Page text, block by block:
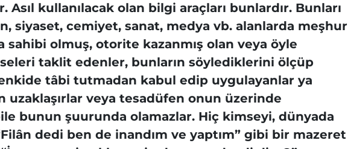
Asıl kullanılacak olan bilgi araçları bunlardır. Bunları
siyaset, cemiyet, sanat, medya vb. alanlarda meşhur
sahibi olmuş, otorite kazanmış olan veya öyle
taklit edenler, bunların söylediklerini ölçüp
tâbi tutmadan kabul edip uygulayanlar ya
uzaklaşırlar veya tesadüfen onun üzerinde
bunun şuurunda olamazlar. Hiç kimseyi, dünyada
dedi ben de inandım ve yaptım” gibi bir mazeret